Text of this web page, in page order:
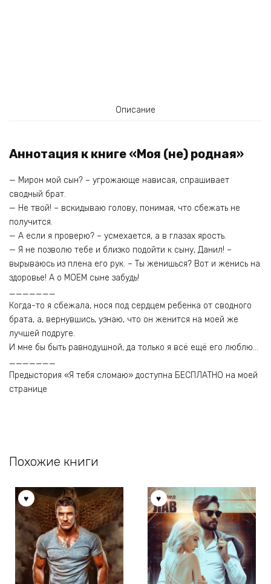
Описание
Аннотация к книге «Моя (не) родная»
— Мирон мой сын? – угрожающе нависая, спрашивает
сводный брат.
— Не твой! – вскидываю голову, понимая, что сбежать не
получится.
— А если я проверю? – усмехается, а в глазах ярость.
— Я не позволю тебе и близко подойти к сыну, Данил! –
вырываюсь из плена его рук. – Ты женишься? Вот и женись на
здоровье! А о МОЕМ сыне забудь!
_______
Когда-то я сбежала, нося под сердцем ребенка от сводного
брата, а, вернувшись, узнаю, что он женится на моей же
лучшей подруге.
И мне бы быть равнодушной, да только я всё ещё его люблю…
_______
Предыстория «Я тебя сломаю» доступна БЕСПЛАТНО на моей
странице
Похожие книги